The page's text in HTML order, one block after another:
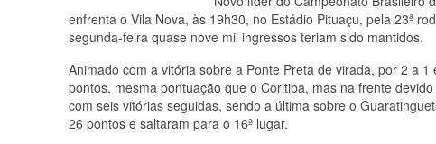
enfrenta o Vila Nova, às 19h30, no Estádio Pituaçu, pela 23ª
segunda-feira quase nove mil ingressos teriam sido mantidos.
Animado com a vitória sobre a Ponte Preta de virada, por 2 a
pontos, mesma pontuação que o Coritiba, mas na frente
com seis vitórias seguidas, sendo a última sobre o
26 pontos e saltaram para o 16ª lugar.